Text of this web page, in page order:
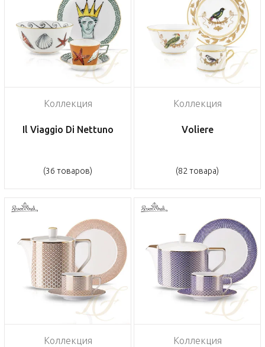
Коллекция
Il Viaggio Di Nettuno
(36 товаров)
Коллекция
Voliere
(82 товара)
Коллекция Коллекция